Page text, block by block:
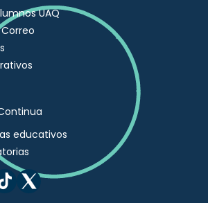
UAQ
educativos